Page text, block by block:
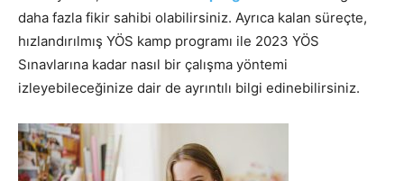
daha fazla fikir sahibi olabilirsiniz. Ayrıca kalan süreçte,
hızlandırılmış YÖS kamp programı ile 2023 YÖS
Sınavlarına kadar nasıl bir çalışma yöntemi
izleyebileceğinize dair de ayrıntılı bilgi edinebilirsiniz.